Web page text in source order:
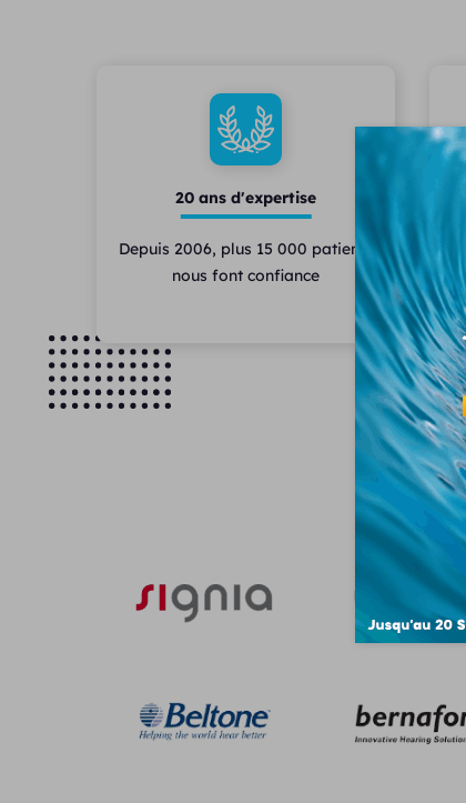
20 ans d'expertise
Depuis 2006, plus 15 000 patients
nous font confiance